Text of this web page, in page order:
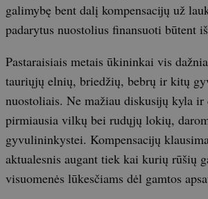
galimybę bent dalį kompensacijų už
padarytus nuostolius finansuoti būtent
Pastaraisiais metais ūkininkai vis
tauriųjų elnių, briedžių, bebrų ir kitų
nuostoliais. Ne mažiau diskusijų kyla ir
pirmiausia vilkų bei rudųjų lokių,
gyvulininkystei. Kompensacijų
aktualesnis augant tiek kai kurių rūšių
visuomenės lūkesčiams dėl gamtos